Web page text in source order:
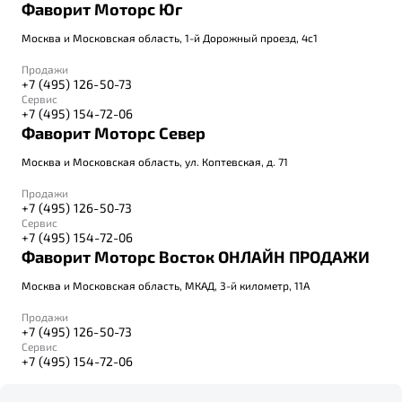
Фаворит Моторс Юг
Москва и Московская область, 1-й Дорожный проезд, 4с1
Продажи
+7 (495) 126-50-73
Сервис
+7 (495) 154-72-06
Фаворит Моторс Север
Москва и Московская область, ул. Коптевская, д. 71
Продажи
+7 (495) 126-50-73
Сервис
+7 (495) 154-72-06
Фаворит Моторс Восток ОНЛАЙН ПРОДАЖИ
Москва и Московская область, МКАД, 3-й километр, 11А
Продажи
+7 (495) 126-50-73
Сервис
+7 (495) 154-72-06